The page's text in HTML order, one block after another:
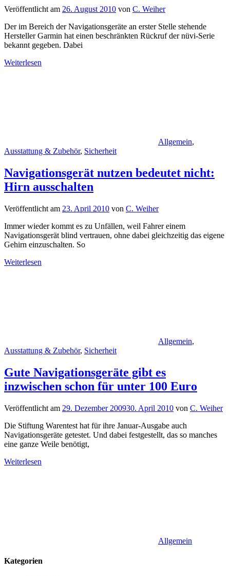
Veröffentlicht am 26. August 2010 von C. Weiher
Der im Bereich der Navigationsgeräte an erster Stelle stehende
Hersteller Garmin hat einen beschränkten Rückruf der nüvi-Serie
bekannt gegeben. Dabei
Weiterlesen
Allgemein,
Ausstattung & Zubehör, Sicherheit
Navigationsgerät nutzen bedeutet nicht:
Hirn ausschalten
Veröffentlicht am 23. April 2010 von C. Weiher
Immer wieder kommt es zu Unfällen, weil Fahrer einem
Navigationsgerät blind vertrauen, ohne dabei gleichzeitig das eigene
Gehirn einzuschalten. So
Weiterlesen
Allgemein,
Ausstattung & Zubehör, Sicherheit
Gute Navigationsgeräte gibt es
inzwischen schon für unter 100 Euro
Veröffentlicht am 29. Dezember 200930. April 2010 von C. Weiher
Die Stiftung Warentest hat für ihre Januar-Ausgabe auch
Navigationsgeräte getestet. Und dabei festgestellt, das so manches
eine ganze Weile benötigt,
Weiterlesen
Allgemein
Kategorien